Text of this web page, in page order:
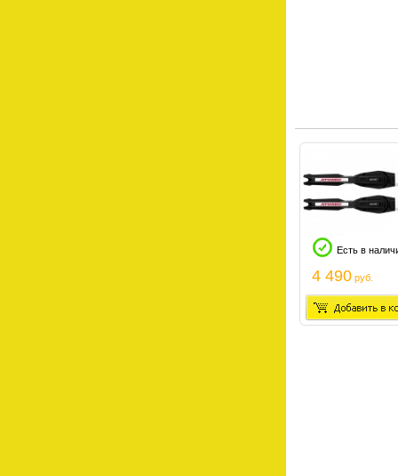
Есть в
4 490 руб.